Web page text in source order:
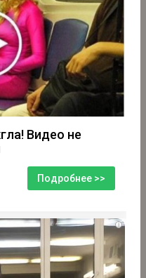
Видео не
Подробнее >>
i